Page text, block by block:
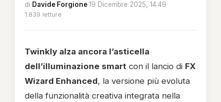
di Davide Forgione·19 Dicembre 2025, 14:49·
1.839 letture
Twinkly alza ancora l’asticella
dell’illuminazione smart con il lancio di FX
Wizard Enhanced, la versione più evoluta
della funzionalità creativa integrata nella